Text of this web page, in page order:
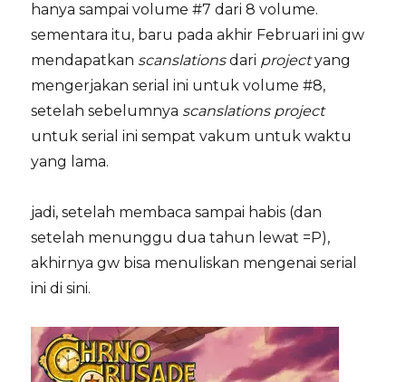
hanya sampai volume #7 dari 8 volume.
sementara itu, baru pada akhir Februari ini gw
mendapatkan scanslationsdari projectyang
mengerjakan serial ini untuk volume #8,
setelah sebelumnya scanslations project
untuk serial ini sempat vakum untuk waktu
yang lama.
jadi, setelah membaca sampai habis (dan
setelah menunggu dua tahun lewat =P),
akhirnya gw bisa menuliskan mengenai serial
ini di sini.